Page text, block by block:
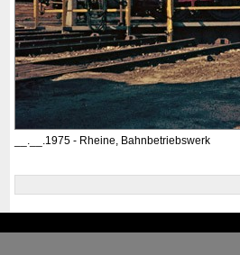
__.__.1975 - Rheine, Bahnbetriebswerk